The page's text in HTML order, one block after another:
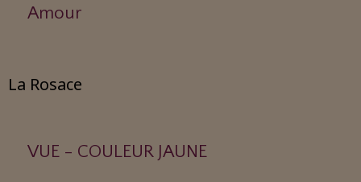
Amour
La Rosace
VUE - COULEUR JAUNE